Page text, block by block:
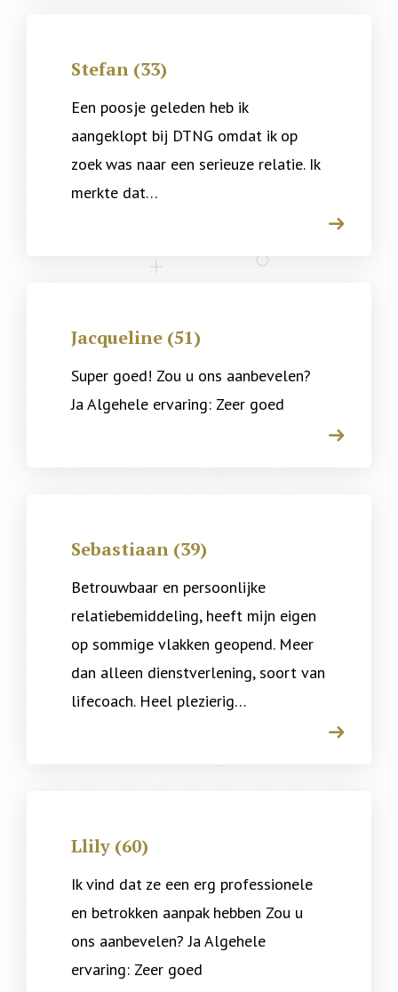
Stefan (33)
Een poosje geleden heb ik
aangeklopt bij DTNG omdat ik op
zoek was naar een serieuze relatie. Ik
merkte dat…
arrow
Jacqueline (51)
Super goed! Zou u ons aanbevelen?
Ja Algehele ervaring: Zeer goed
arrow
Sebastiaan (39)
Betrouwbaar en persoonlijke
relatiebemiddeling, heeft mijn eigen
op sommige vlakken geopend. Meer
dan alleen dienstverlening, soort van
lifecoach. Heel plezierig…
arrow
Llily (60)
Ik vind dat ze een erg professionele
en betrokken aanpak hebben Zou u
ons aanbevelen? Ja Algehele
ervaring: Zeer goed